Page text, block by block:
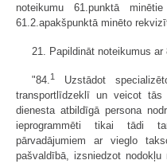
noteikumu 61.punktā
61.2.apakšpunktā minēto
21. Papildināt noteikumus ar
"84.1
Uzstādot
transportlīdzeklī un veicot tās
dienesta atbildīgā persona
ieprogrammēti tikai tādi
pārvadājumiem ar vieglo
pašvaldībā, izsniedzot